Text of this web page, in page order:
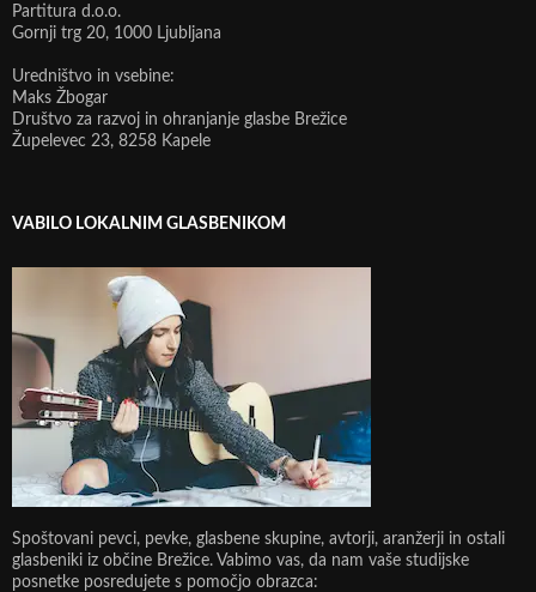
Partitura d.o.o.
Gornji trg 20, 1000 Ljubljana
Uredništvo in vsebine:
Maks Žbogar
Društvo za razvoj in ohranjanje glasbe Brežice
Župelevec 23, 8258 Kapele
VABILO LOKALNIM GLASBENIKOM
Spoštovani pevci, pevke, glasbene skupine, avtorji, aranžerji in ostali
glasbeniki iz občine Brežice. Vabimo vas, da nam vaše studijske
posnetke posredujete s pomočjo obrazca: